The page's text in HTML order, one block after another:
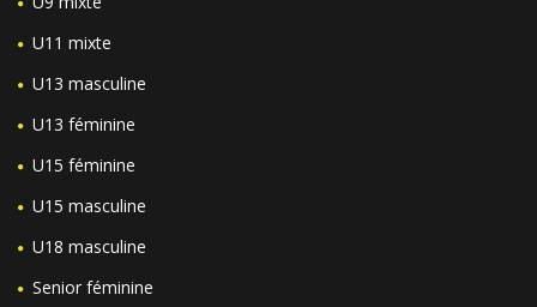
U11 mixte
U13 masculine
U13 féminine
U15 féminine
U15 masculine
U18 masculine
Senior féminine